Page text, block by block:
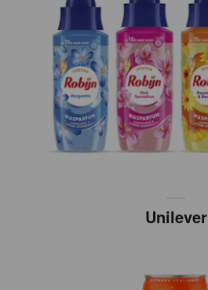
Unilever